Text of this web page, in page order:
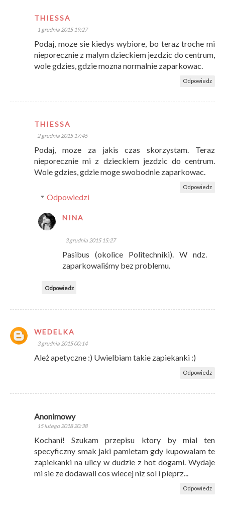
THIESSA
1 grudnia 2015 19:27
Podaj, moze sie kiedys wybiore, bo teraz troche mi
nieporecznie z malym dzieckiem jezdzic do centrum,
wole gdzies, gdzie mozna normalnie zaparkowac.
Odpowiedz
THIESSA
2 grudnia 2015 17:45
Podaj, moze za jakis czas skorzystam. Teraz
nieporecznie mi z dzieckiem jezdzic do centrum.
Wole gdzies, gdzie moge swobodnie zaparkowac.
Odpowiedz
Odpowiedzi
NINA
3 grudnia 2015 15:27
Pasibus (okolice Politechniki). W ndz.
zaparkowaliśmy bez problemu.
Odpowiedz
WEDELKA
3 grudnia 2015 00:14
Ależ apetyczne :) Uwielbiam takie zapiekanki :)
Odpowiedz
Anonimowy
15 lutego 2018 20:38
Kochani! Szukam przepisu ktory by mial ten
specyficzny smak jaki pamietam gdy kupowalam te
zapiekanki na ulicy w dudzie z hot dogami. Wydaje
mi sie ze dodawali cos wiecej niz sol i pieprz...
Odpowiedz